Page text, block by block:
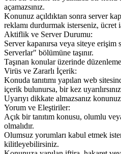
açamazsınız.
Konunuz açıldıktan sonra server
reklamı durdurmak isterseniz, ücret
Aktiflik ve Server Durumu:
Server kapanırsa veya siteye
Serverlar" bölümüne taşınır.
Taşınan konular üzerinde
Virüs ve Zararlı İçerik:
Konuda tanıtımı yapılan web
içerik bulunursa, bir kez
Uyarıyı dikkate almazsanız
Yorum ve Eleştiriler:
Açık bir tanıtım konusu, olumlu
olmalıdır.
Olumsuz yorumları kabul etmek
kilitleyebilirsiniz.